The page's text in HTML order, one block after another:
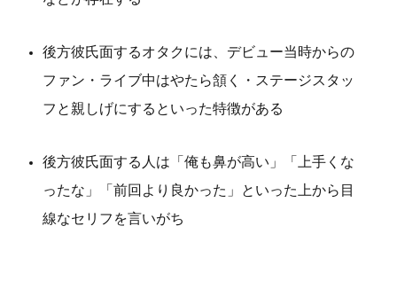
後方彼氏面するオタクには、デビュー当時からの
ファン・ライブ中はやたら頷く・ステージスタッ
フと親しげにするといった特徴がある
後方彼氏面する人は「俺も鼻が高い」「上手くな
ったな」「前回より良かった」といった上から目
線なセリフを言いがち